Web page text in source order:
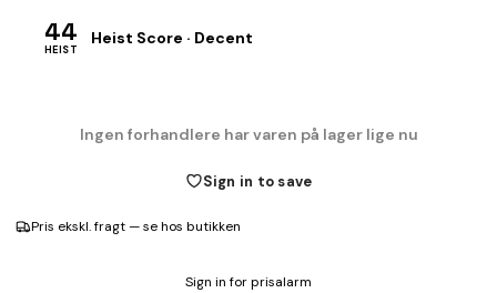
44
HEIST
Heist Score · Decent
Ingen forhandlere har varen på lager lige nu
Sign in to save
Pris ekskl. fragt — se hos butikken
Sign in for prisalarm